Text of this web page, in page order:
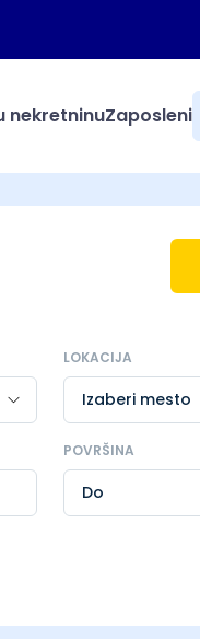
nekretninuZaposleni
LOKACIJA
Izaberi mesto
POVRŠINA